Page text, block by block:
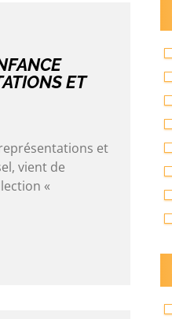
ET
et
vient de
«